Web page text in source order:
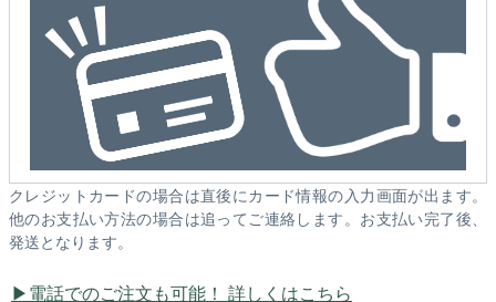
クレジットカードの場合は直後にカード情報の入力画面が出ます。
他のお支払い方法の場合は追ってご連絡します。お支払い完了後、
発送となります。
電話でのご注文も可能！ 詳しくはこちら